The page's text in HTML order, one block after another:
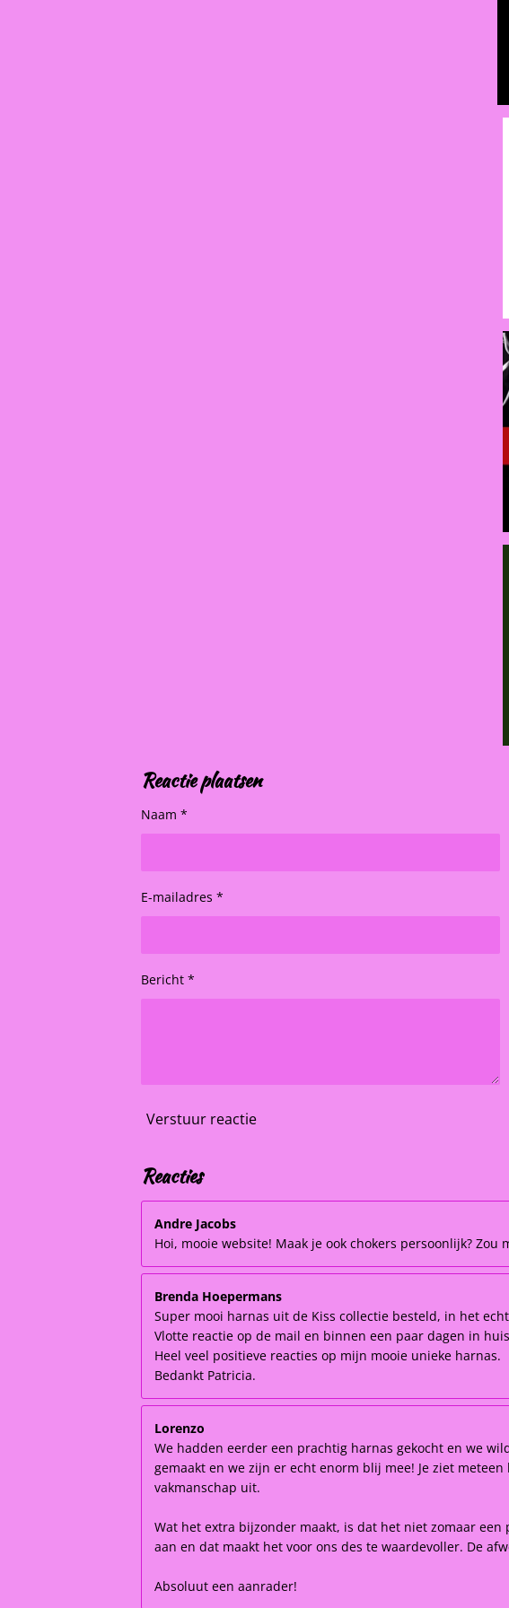
Reactie plaatsen
Naam *
E-mailadres *
Bericht *
Verstuur reactie
Reacties
Andre Jacobs
Hoi, mooie website! Maak je ook chokers persoonlijk?
Brenda Hoepermans
Super mooi harnas uit de Kiss collectie besteld, in het
Vlotte reactie op de mail en binnen een paar dagen in
Heel veel positieve reacties op mijn mooie unieke harnas.
Bedankt Patricia.
Lorenzo
We hadden eerder een prachtig harnas gekocht en we
gemaakt en we zijn er echt enorm blij mee! Je ziet
vakmanschap uit.
Wat het extra bijzonder maakt, is dat het niet zomaar
aan en dat maakt het voor ons des te waardevoller. De
Absoluut een aanrader!